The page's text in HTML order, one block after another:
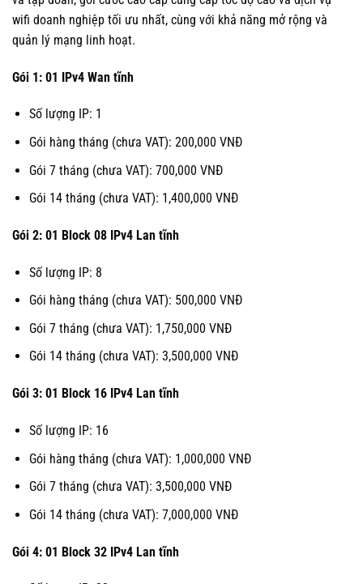
wifi doanh nghiệp tối ưu nhất, cùng với khả năng mở rộng và
quản lý mạng linh hoạt.
Gói 1: 01 IPv4 Wan tĩnh
Số lượng IP: 1
Gói hàng tháng (chưa VAT): 200,000 VNĐ
Gói 7 tháng (chưa VAT): 700,000 VNĐ
Gói 14 tháng (chưa VAT): 1,400,000 VNĐ
Gói 2: 01 Block 08 IPv4 Lan tĩnh
Số lượng IP: 8
Gói hàng tháng (chưa VAT): 500,000 VNĐ
Gói 7 tháng (chưa VAT): 1,750,000 VNĐ
Gói 14 tháng (chưa VAT): 3,500,000 VNĐ
Gói 3: 01 Block 16 IPv4 Lan tĩnh
Số lượng IP: 16
Gói hàng tháng (chưa VAT): 1,000,000 VNĐ
Gói 7 tháng (chưa VAT): 3,500,000 VNĐ
Gói 14 tháng (chưa VAT): 7,000,000 VNĐ
Gói 4: 01 Block 32 IPv4 Lan tĩnh